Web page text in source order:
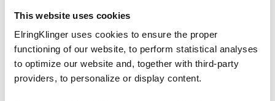
This website uses cookies
ElringKlinger uses cookies to ensure the proper
functioning of our website, to perform statistical analyses
to optimize our website and, together with third-party
providers, to personalize or display content.